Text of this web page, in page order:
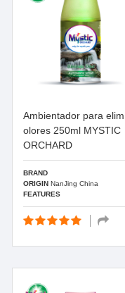
Ambientador para
olores 250ml MYSTIC
ORCHARD
BRAND
ORIGINNanJing China
FEATURES